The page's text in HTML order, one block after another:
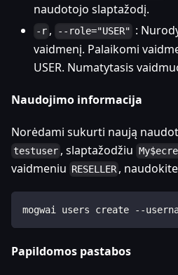
naudotojo slaptažodį.
-r , --role="USER" :
vaidmenį. Palaikomi
USER. Numatytasis
Naudojimo informacija
Norėdami sukurti naują
testuser , slaptažodžiu
vaidmeniu RESELLER ,
mogwai users create --
Papildomos pastabos